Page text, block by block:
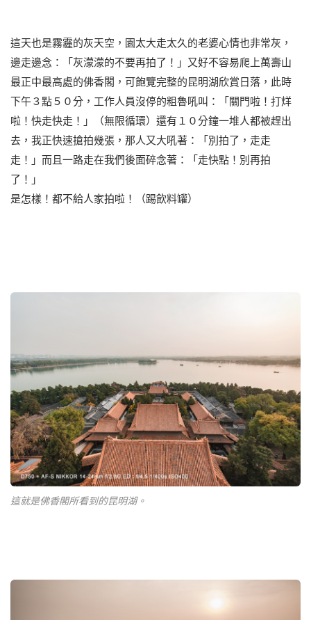
這天也是霧霾的灰天空，園太大走太久的老婆心情也非常灰，
邊走邊念：「灰濛濛的不要再拍了！」又好不容易爬上萬壽山
最正中最高處的佛香閣，可飽覽完整的昆明湖欣賞日落，此時
下午３點５０分，工作人員沒停的粗魯吼叫：「關門啦！打烊
啦！快走快走！」（無限循環）還有１０分鐘一堆人都被趕出
去，我正快速搶拍幾張，那人又大吼著：「別拍了，走走
走！」而且一路走在我們後面碎念著：「走快點！別再拍
了！」
是怎樣！都不給人家拍啦！（踢飲料罐）
這就是佛香閣所看到的昆明湖。